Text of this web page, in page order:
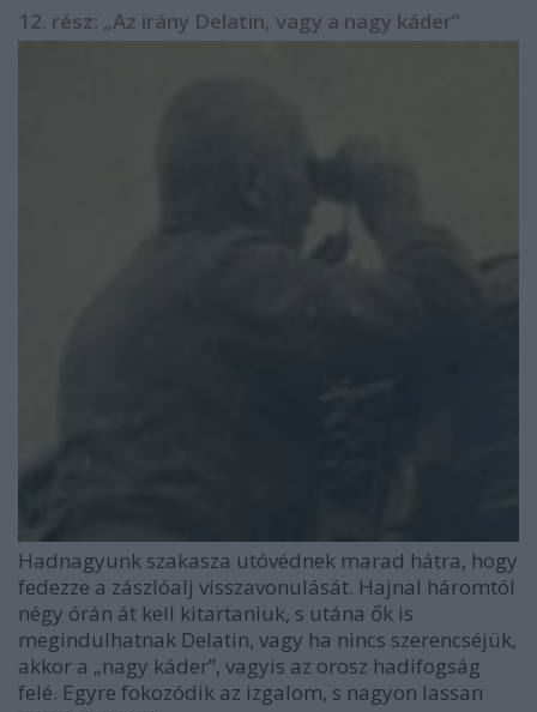
12. rész: „Az irány Delatin, vagy a nagy káder”
Hadnagyunk szakasza utóvédnek marad hátra, hogy
fedezze a zászlóalj visszavonulását. Hajnal háromtól
négy órán át kell kitartaniuk, s utána ők is
megindulhatnak Delatin, vagy ha nincs szerencséjük,
akkor a „nagy káder”, vagyis az orosz hadifogság
felé. Egyre fokozódik az izgalom, s nagyon lassan